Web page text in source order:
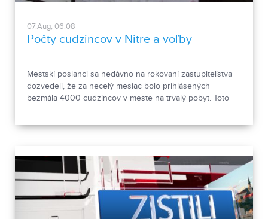
07.Aug, 06:08
Počty cudzincov v Nitre a voľby
Mestskí poslanci sa nedávno na rokovaní zastupiteľstva
dozvedeli, že za necelý mesiac bolo prihlásených
bezmála 4000 cudzincov v meste na trvalý pobyt. Toto